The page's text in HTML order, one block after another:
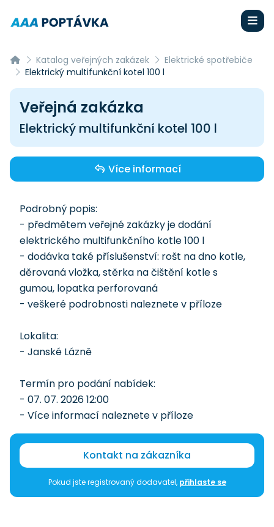
Katalog veřejných zakázek
Elektrické spotřebiče
Elektrický multifunkční kotel 100 l
Veřejná zakázka
Elektrický multifunkční kotel 100 l
Více informací
Podrobný popis:
- předmětem veřejné zakázky je dodání
elektrického multifunkčního kotle 100 l
- dodávka také příslušenství: rošt na dno kotle,
děrovaná vložka, stěrka na čištění kotle s
gumou, lopatka perforovaná
- veškeré podrobnosti naleznete v příloze
Lokalita:
- Janské Lázně
Termín pro podání nabídek:
- 07. 07. 2026 12:00
- Více informací naleznete v příloze
Kontakt na zákazníka
Pokud jste registrovaný dodavatel, přihlaste se